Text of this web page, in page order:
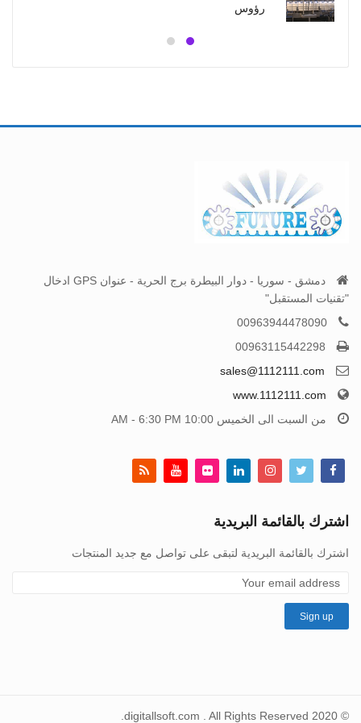
رؤوس
دمشق - سوريا - دوار البيطرة برج الحرية - عنوان GPS ادخال
"تقنيات المستقبل"
00963944478090
00963115442298
sales@1112111.com
www.1112111.com
من السبت الى الخميس 10:00 AM - 6:30 PM
اشترك بالقائمة البريدية
اشترك بالقائمة البريدية لتبقى على تواصل مع جديد المنتجات
© 2020 digitallsoft.com . All Rights Reserved.